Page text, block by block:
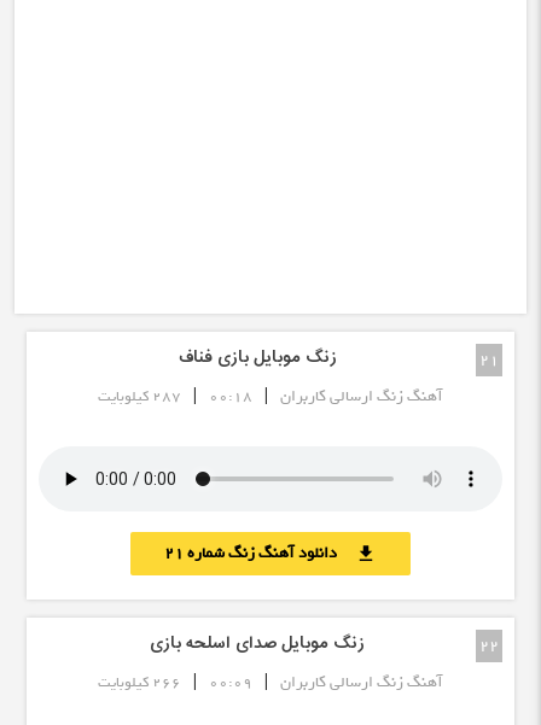
21 زنگ موبایل بازی فناف
آهنگ زنگ ارسالی کاربران |
00:18
| 287 کیلوبایت
download دانلود آهنگ زنگ شماره 21
22 زنگ موبایل صدای اسلحه بازی
آهنگ زنگ ارسالی کاربران |
00:09
| 266 کیلوبایت